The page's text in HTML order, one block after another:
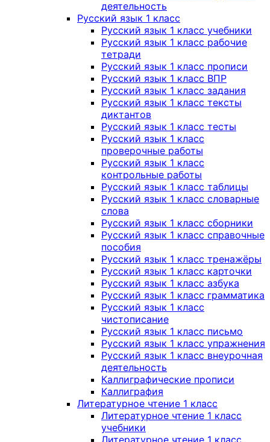
деятельность
Русский язык 1 класс
Русский язык 1 класс учебники
Русский язык 1 класс рабочие
тетради
Русский язык 1 класс прописи
Русский язык 1 класс ВПР
Русский язык 1 класс задания
Русский язык 1 класс тексты
диктантов
Русский язык 1 класс тесты
Русский язык 1 класс
проверочные работы
Русский язык 1 класс
контрольные работы
Русский язык 1 класс таблицы
Русский язык 1 класс словарные
слова
Русский язык 1 класс сборники
Русский язык 1 класс справочные
пособия
Русский язык 1 класс тренажёры
Русский язык 1 класс карточки
Русский язык 1 класс азбука
Русский язык 1 класс грамматика
Русский язык 1 класс
чистописание
Русский язык 1 класс письмо
Русский язык 1 класс упражнения
Русский язык 1 класс внеурочная
деятельность
Каллиграфические прописи
Каллиграфия
Литературное чтение 1 класс
Литературное чтение 1 класс
учебники
Литературное чтение 1 класс